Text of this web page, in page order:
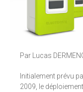
Par Lucas
Initialement prévu
2009, le